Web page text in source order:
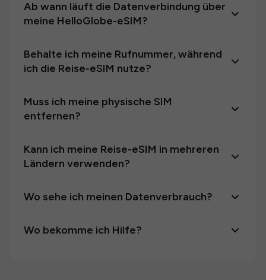
Ab wann läuft die Datenverbindung über
meine HelloGlobe-eSIM?
Behalte ich meine Rufnummer, während
ich die Reise-eSIM nutze?
Muss ich meine physische SIM
entfernen?
Kann ich meine Reise-eSIM in mehreren
Ländern verwenden?
Wo sehe ich meinen Datenverbrauch?
Wo bekomme ich Hilfe?